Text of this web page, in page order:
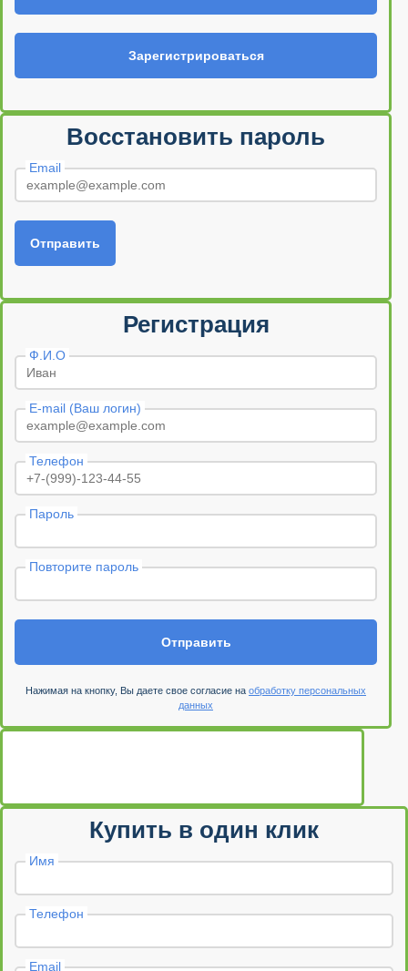
Зарегистрироваться
Восстановить пароль
Email
Отправить
Регистрация
Ф.И.О
E-mail (Ваш логин)
Телефон
Пароль
Повторите пароль
Отправить
Нажимая на кнопку, Вы даете свое согласие на обработку персональных
данных
Купить в один клик
Имя
Телефон
Email